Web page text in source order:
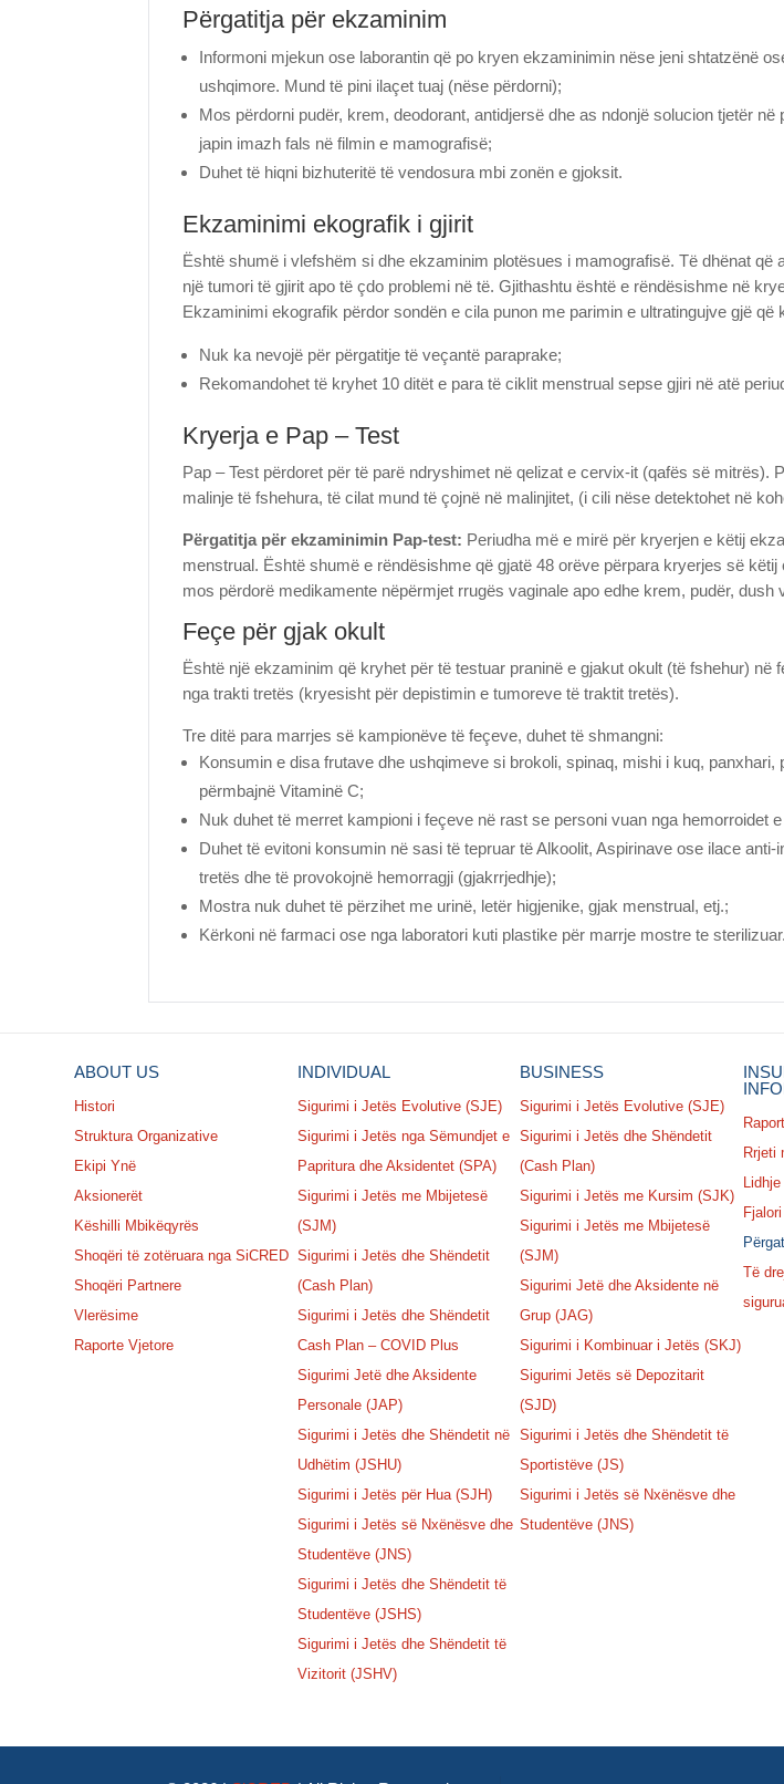
Përgatitja për ekzaminim
Informoni mjekun ose laborantin që po kryen ekzaminimin nëse jeni shtatzënë
ushqimore. Mund të pini ilaçet tuaj (nëse përdorni);
Mos përdorni pudër, krem, deodorant, antidjersë dhe as ndonjë solucion tjetër
japin imazh fals në filmin e mamografisë;
Duhet të hiqni bizhuteritë të vendosura mbi zonën e gjoksit.
Ekzaminimi ekografik i gjirit
Është shumë i vlefshëm si dhe ekzaminim plotësues i mamografisë. Të dhënat
një tumori të gjirit apo të çdo problemi në të. Gjithashtu është e rëndësishme në
Ekzaminimi ekografik përdor sondën e cila punon me parimin e ultratingujve gjë
Nuk ka nevojë për përgatitje të veçantë paraprake;
Rekomandohet të kryhet 10 ditët e para të ciklit menstrual sepse gjiri në atë
Kryerja e Pap – Test
Pap – Test përdoret për të parë ndryshimet në qelizat e cervix-it (qafës së
malinje të fshehura, të cilat mund të çojnë në malinjitet, (i cili nëse detektohet në
Përgatitja për ekzaminimin Pap-test: Periudha më e mirë për kryerjen e këtij
menstrual. Është shumë e rëndësishme që gjatë 48 orëve përpara kryerjes së
mos përdorë medikamente nëpërmjet rrugës vaginale apo edhe krem, pudër, dush
Feçe për gjak okult
Është një ekzaminim që kryhet për të testuar praninë e gjakut okult (të fshehur)
nga trakti tretës (kryesisht për depistimin e tumoreve të traktit tretës).
Tre ditë para marrjes së kampionëve të feçeve, duhet të shmangni:
Konsumin e disa frutave dhe ushqimeve si brokoli, spinaq, mishi i kuq,
përmbajnë Vitaminë C;
Nuk duhet të merret kampioni i feçeve në rast se personi vuan nga hemorroidet
Duhet të evitoni konsumin në sasi të tepruar të Alkoolit, Aspirinave ose ilace
tretës dhe të provokojnë hemorragji (gjakrrjedhje);
Mostra nuk duhet të përzihet me urinë, letër higjenike, gjak menstrual, etj.;
Kërkoni në farmaci ose nga laboratori kuti plastike për marrje mostre te sterilizuar.
ABOUT US
Histori
Struktura Organizative
Ekipi Ynë
Aksionerët
Këshilli Mbikëqyrës
Shoqëri të zotëruara nga SiCRED
Shoqëri Partnere
Vlerësime
Raporte Vjetore
INDIVIDUAL
Sigurimi i Jetës Evolutive (SJE)
Sigurimi i Jetës nga Sëmundjet e
Papritura dhe Aksidentet (SPA)
Sigurimi i Jetës me Mbijetesë
(SJM)
Sigurimi i Jetës dhe Shëndetit
(Cash Plan)
Sigurimi i Jetës dhe Shëndetit
Cash Plan – COVID Plus
Sigurimi Jetë dhe Aksidente
Personale (JAP)
Sigurimi i Jetës dhe Shëndetit në
Udhëtim (JSHU)
Sigurimi i Jetës për Hua (SJH)
Sigurimi i Jetës së Nxënësve dhe
Studentëve (JNS)
Sigurimi i Jetës dhe Shëndetit të
Studentëve (JSHS)
Sigurimi i Jetës dhe Shëndetit të
Vizitorit (JSHV)
BUSINESS
Sigurimi i Jetës Evolutive (SJE)
Sigurimi i Jetës dhe Shëndetit
(Cash Plan)
Sigurimi i Jetës me Kursim (SJK)
Sigurimi i Jetës me Mbijetesë
(SJM)
Sigurimi Jetë dhe Aksidente në
Grup (JAG)
Sigurimi i Kombinuar i Jetës (SKJ)
Sigurimi Jetës së Depozitarit
(SJD)
Sigurimi i Jetës dhe Shëndetit të
Sportistëve (JS)
Sigurimi i Jetës së Nxënësve dhe
Studentëve (JNS)
Rrjeti
Të